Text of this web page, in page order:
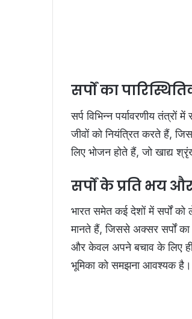
सर्पों का
सर्प विभिन्न पर्यावरणीय
जीवों को नियंत्रित करते हैं,
लिए भोजन होते हैं, जो खाद्य
सर्पों के प्रति भय
भारत समेत कई देशों में सर्पों
मानते हैं, जिससे अक्सर सर्पों का
और केवल अपने बचाव के लिए
भूमिका को समझना आवश्यक है।